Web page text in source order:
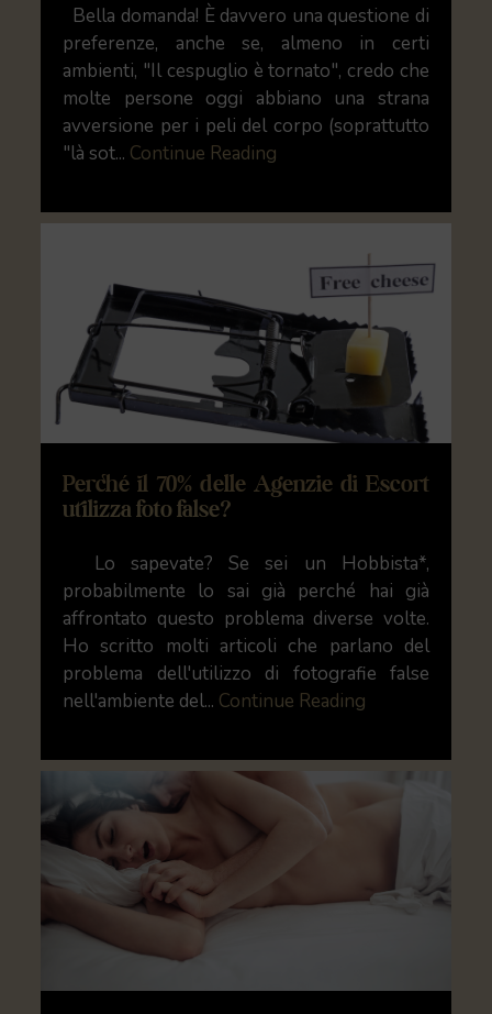
Bella domanda! È davvero una questione di
preferenze, anche se, almeno in certi
ambienti, "Il cespuglio è tornato", credo che
molte persone oggi abbiano una strana
avversione per i peli del corpo (soprattutto
"là sot... Continue Reading
Perché il 70% delle Agenzie di Escort
utilizza foto false?
Lo sapevate? Se sei un Hobbista*,
probabilmente lo sai già perché hai già
affrontato questo problema diverse volte.
Ho scritto molti articoli che parlano del
problema dell'utilizzo di fotografie false
nell'ambiente del... Continue Reading